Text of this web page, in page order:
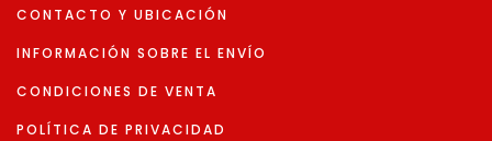
CONTACTO Y UBICACIÓN
INFORMACIÓN SOBRE EL ENVÍO
CONDICIONES DE VENTA
POLÍTICA DE PRIVACIDAD